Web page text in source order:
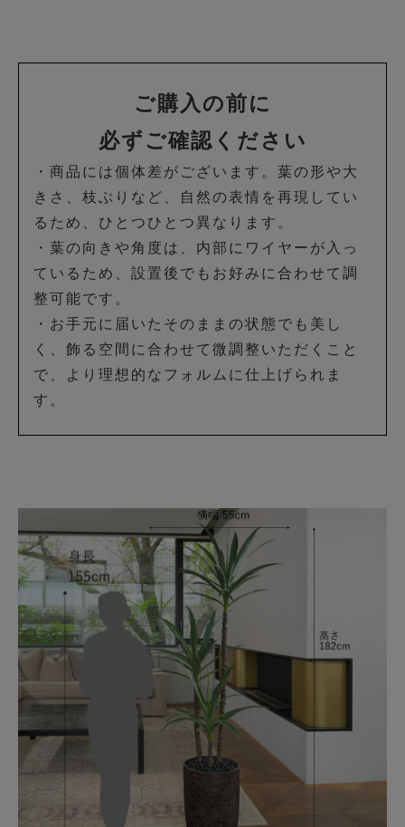
ご購入の前に
必ずご確認ください
・商品には個体差がございます。葉の形や大
きさ、枝ぶりなど、自然の表情を再現してい
るため、ひとつひとつ異なります。
・葉の向きや角度は、内部にワイヤーが入っ
ているため、設置後でもお好みに合わせて調
整可能です。
・お手元に届いたそのままの状態でも美し
く、飾る空間に合わせて微調整いただくこと
で、より理想的なフォルムに仕上げられま
す。